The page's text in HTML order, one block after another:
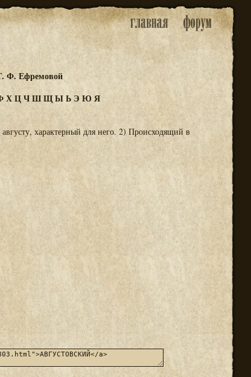
Ф. Ефремовой
ХЦЧШЩЫЬ Э Ю Я
характерный для него. 2) Происходящий в